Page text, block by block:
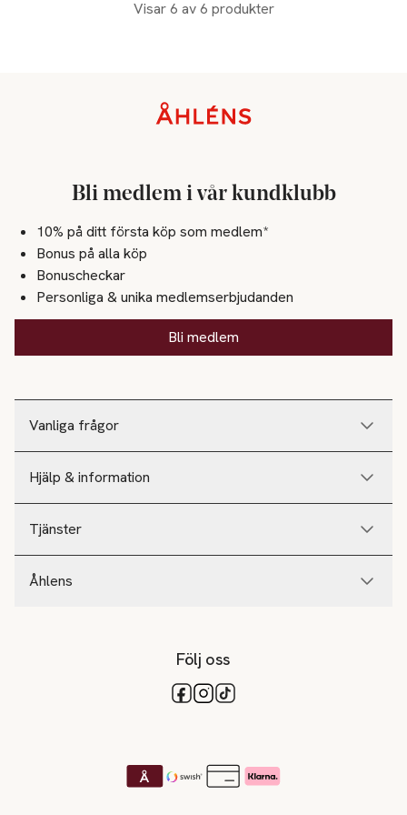
Visar 6 av 6 produkter
Vanliga frågor
Hjälp & information
Tjänster
Åhlens
Bli medlem i vår kundklubb
10% på ditt första köp som medlem*
Bonus på alla köp
Bonuscheckar
Personliga & unika medlemserbjudanden
Bli medlem
Följ oss